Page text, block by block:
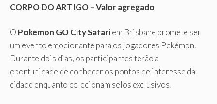
CORPO DO ARTIGO – Valor agregado
O Pokémon GO City Safariem Brisbane promete ser
um evento emocionante para os jogadores Pokémon.
Durante dois dias, os participantes terão a
oportunidade de conhecer os pontos de interesse da
cidade enquanto colecionam selos exclusivos.